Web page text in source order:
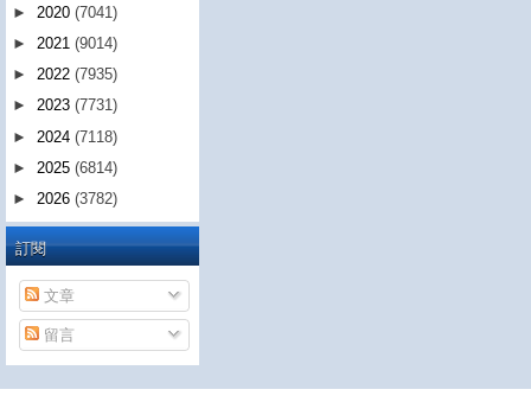
► 2020 (7041)
► 2021 (9014)
► 2022 (7935)
► 2023 (7731)
► 2024 (7118)
► 2025 (6814)
► 2026 (3782)
訂閱
文章
留言